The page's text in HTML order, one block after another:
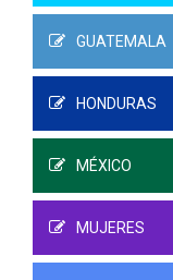
GUATEMALA
HONDURAS
MÉXICO
MUJERES